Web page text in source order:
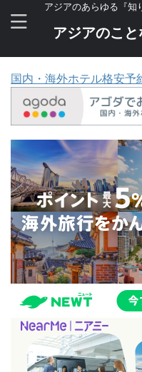
アジアのあらゆる『知
アジアのこと
国内・海外ホテル格安予